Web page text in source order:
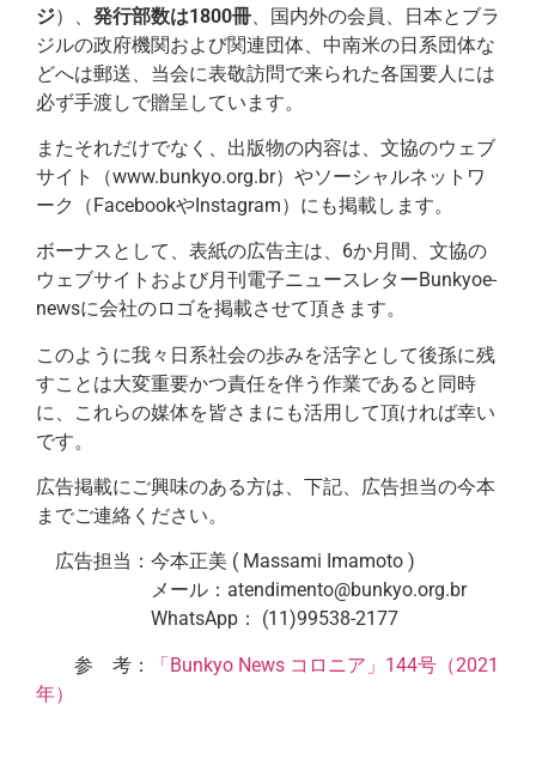
ジ）、 発行部数は1800冊 、国内外の会員、日本とブラ
ジルの政府機関および関連団体、中南米の日系団体な
どへは郵送、当会に表敬訪問で来られた各国要人には
必ず手渡しで贈呈しています。
またそれだけでなく、出版物の内容は、文協のウェブ
サイト（www.bunkyo.org.br）やソーシャルネットワ
ーク（FacebookやInstagram）にも掲載します。
ボーナスとして、表紙の広告主は、6か月間、文協の
ウェブサイトおよび月刊電子ニュースレターBunkyoe-
newsに会社のロゴを掲載させて頂きます。
このように我々日系社会の歩みを活字として後孫に残
すことは大変重要かつ責任を伴う作業であると同時
に、これらの媒体を皆さまにも活用して頂ければ幸い
です。
広告掲載にご興味のある方は、下記、広告担当の今本
までご連絡ください。
広告担当：今本正美 ( Massami Imamoto )
メール：atendimento@bunkyo.org.br
WhatsApp： (11)99538-2177
参 考：
「Bunkyo News コロニア」144号（2021
年）